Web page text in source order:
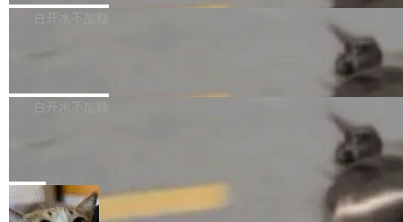
自研的多个文生3D和...
整性保护。效果是：吞吐量提升 41%，每 token
让语音识别不再只是听清，而是真正听懂。通过
w 不要求标准普通话，方言识别覆盖粤语、吴语
新和少量网页兼容性修复版本。 Changes/fixe
容提供的字体时出现的几个问题 为避免音频加
质的最低采样率）的音频格式将被拒绝 修复了 C
SS 圆角虚线样式中可能存在的问题 如果表单中
白开水不加糖
发布的 Release Notes，他利用 AI 工具（如 Co
最强的若干项。对于尚未正式发版的 PG 19，则
通过拉取过去一年内（从 PG 18 Beta1 时间点
白开水不加糖
维护工作一直与我的日常工作、家务、社交生活
和休闲娱乐竞争时间。" 这是 libexpat 维护者 S
局